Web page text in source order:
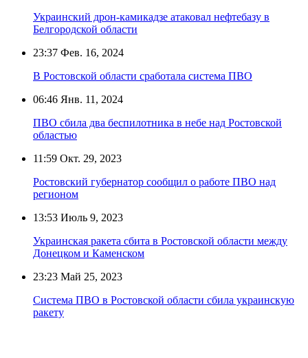
Украинский дрон-камикадзе атаковал нефтебазу в
Белгородской области
23:37 Фев. 16, 2024
В Ростовской области сработала система ПВО
06:46 Янв. 11, 2024
ПВО сбила два беспилотника в небе над Ростовской
областью
11:59 Окт. 29, 2023
Ростовский губернатор сообщил о работе ПВО над
регионом
13:53 Июль 9, 2023
Украинская ракета сбита в Ростовской области между
Донецком и Каменском
23:23 Май 25, 2023
Система ПВО в Ростовской области сбила украинскую
ракету